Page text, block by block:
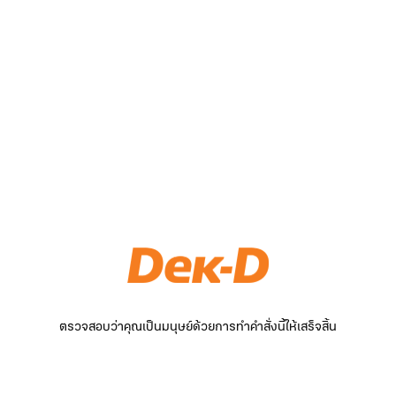
ตรวจสอบว่าคุณเป็นมนุษย์ด้วยการทำคำสั่งนี้ให้เสร็จสิ้น